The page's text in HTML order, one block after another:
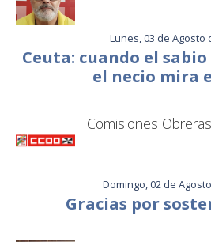
Lunes, 03 de Agosto
Ceuta: cuando el
el necio mira
Comisiones Obreras
Domingo, 02 de
Gracias por